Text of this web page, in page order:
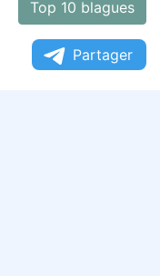
Top 10 blagues
Partager